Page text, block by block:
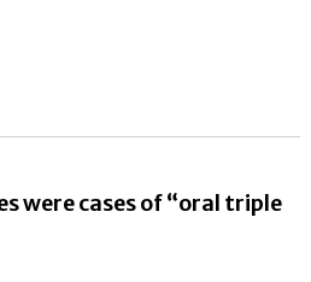
were cases of “oral triple